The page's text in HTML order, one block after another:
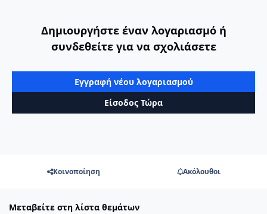
Δημιουργήστε έναν λογαριασμό ή
συνδεθείτε για να σχολιάσετε
Εγγραφή νέου λογαριασμού
Είσοδος Τώρα
Κοινοποίηση Ακόλουθοι
Μεταβείτε στη λίστα θεμάτων